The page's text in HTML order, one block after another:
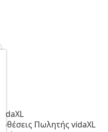
Πωλητής vidaXL